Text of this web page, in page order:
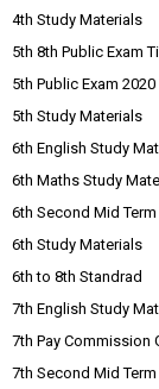
4th Study Materials
5th 8th Public Exam
5th Public Exam
5th Study Materials
6th English Study
6th Maths Study
6th Second Mid
6th Study Materials
6th to 8th Standrad
7th English Study
7th Pay Commission
7th Second Mid